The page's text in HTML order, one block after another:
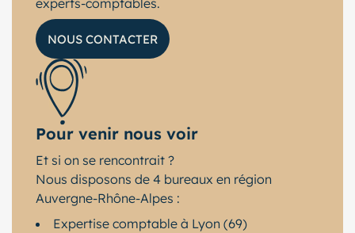
experts-comptables.
NOUS CONTACTER
Pour venir nous voir
Et si on se rencontrait ?
Nous disposons de 4 bureaux en région
Auvergne-Rhône-Alpes :
Expertise comptable à Lyon (69)